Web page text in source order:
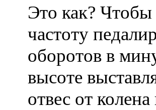
Это как?
частоту
оборотов в
высоте
отвес от